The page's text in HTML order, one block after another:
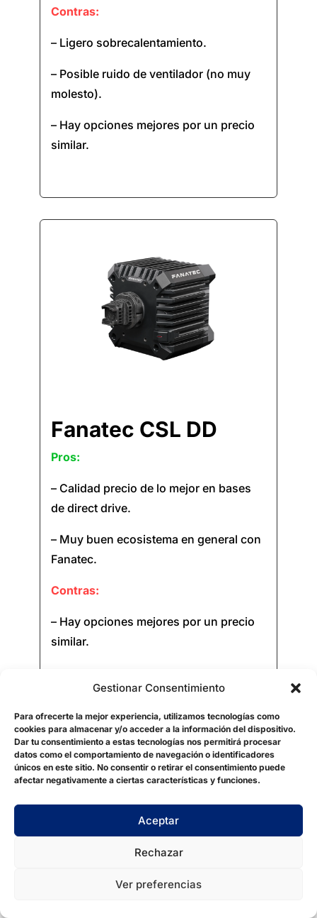
Gestionar Consentimiento
Para ofrecerte la mejor experiencia, utilizamos tecnologías como
cookies para almacenar y/o acceder a la información del dispositivo.
Dar tu consentimiento a estas tecnologías nos permitirá procesar
datos como el comportamiento de navegación o identificadores
únicos en este sitio. No consentir o retirar el consentimiento puede
afectar negativamente a ciertas características y funciones.
Aceptar
Rechazar
Ver preferencias
Contras:
– Ligero sobrecalentamiento.
– Posible ruido de ventilador (no muy
molesto).
– Hay opciones mejores por un precio
similar.
Fanatec CSL DD
Pros:
– Calidad precio de lo mejor en bases
de direct drive.
– Muy buen ecosistema en general con
Fanatec.
Contras:
– Hay opciones mejores por un precio
similar.